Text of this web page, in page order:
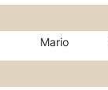
Mario